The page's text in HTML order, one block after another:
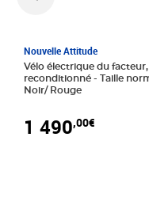
Nouvelle Attitude
Vélo électrique du facteur,
reconditionné - Taille normale -
Noir/ Rouge
1 490,00€